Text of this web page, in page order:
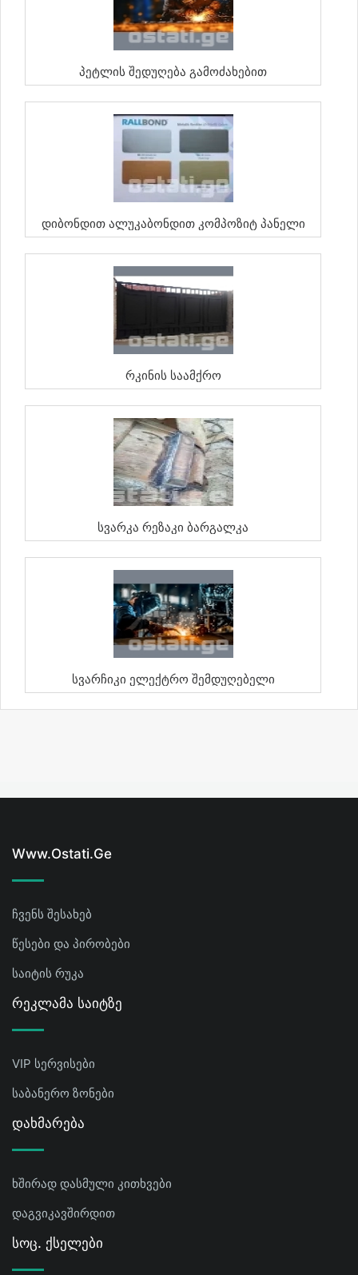
Პეტლის Შედუღება Გამოძახებით
Დიბონდით Ალუკაბონდით Კომპოზიტ Პანელი
Რკინის Საამქრო
Სვარკა Რეზაკი Ბარგალკა
Სვარჩიკი Ელექტრო Შემდუღებელი
Www.ostati.ge
ჩვენს შესახებ
წესები და პირობები
საიტის რუკა
Რეკლამა Საიტზე
VIP სერვისები
საბანერო ზონები
Დახმარება
ხშირად დასმული კითხვები
დაგვიკავშირდით
Სოც. Ქსელები